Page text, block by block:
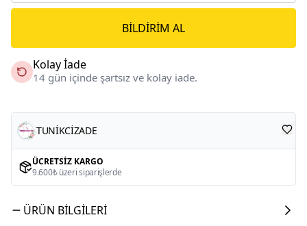
BILDIRIM AL
Kolay İade
14 gün içinde şartsız ve kolay iade.
TUNİKCİZADE
ÜCRETSIZ KARGO
9.600₺ üzeri siparişlerde
ÜRÜN BILGILERI